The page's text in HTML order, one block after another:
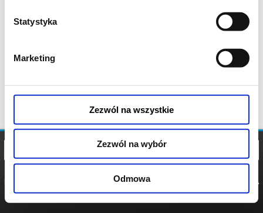
Statystyka
Marketing
Zezwól na wszystkie
Zezwól na wybór
Odmowa
POLITYKA
POLITYKA